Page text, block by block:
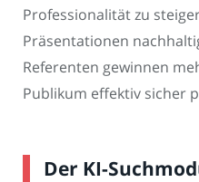
Professionalität zu
Präsentationen
Referenten gewinnen
Publikum effektiv sicher
Der KI-